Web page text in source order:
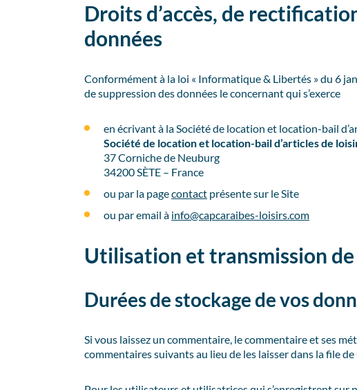
Droits d’accès, de
données
Conformément à la loi « Informatique & Libertés » du 6
de suppression des données le concernant qui s’exerce
en écrivant à la Société de location et location-bail
Société de location et location-bail d’articles de
37 Corniche de Neuburg
34200 SÈTE – France
ou par la pagecontact présente sur le Site
ou par email à info@capcaraibes-loisirs.com
Utilisation et transmission
Durées de stockage de vos
Si vous laissez un commentaire, le commentaire et ses
commentaires suivants au lieu de les laisser dans la file